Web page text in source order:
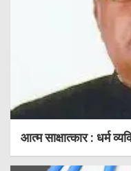
आत्म साक्षात्कार : धर्म